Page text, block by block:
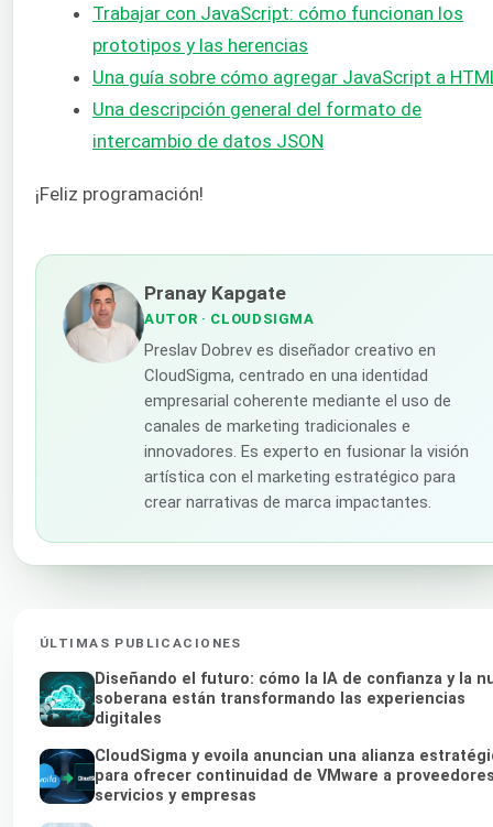
Trabajar con JavaScript: cómo funcionan los
prototipos y las herencias
Una guía sobre cómo agregar JavaScript a
Una descripción general del formato de
intercambio de datos JSON
¡Feliz programación!
Pranay Kapgate
AUTOR · CLOUDSIGMA
Preslav Dobrev es diseñador creativo en
CloudSigma, centrado en una identidad
empresarial coherente mediante el uso de
canales de marketing tradicionales e
innovadores. Es experto en fusionar la visión
artística con el marketing estratégico para
crear narrativas de marca impactantes.
ÚLTIMAS PUBLICACIONES
Diseñando el futuro: cómo la IA de confianza y la
soberana están transformando las experiencias
digitales
CloudSigma y evoila anuncian una alianza
para ofrecer continuidad de VMware a
servicios y empresas